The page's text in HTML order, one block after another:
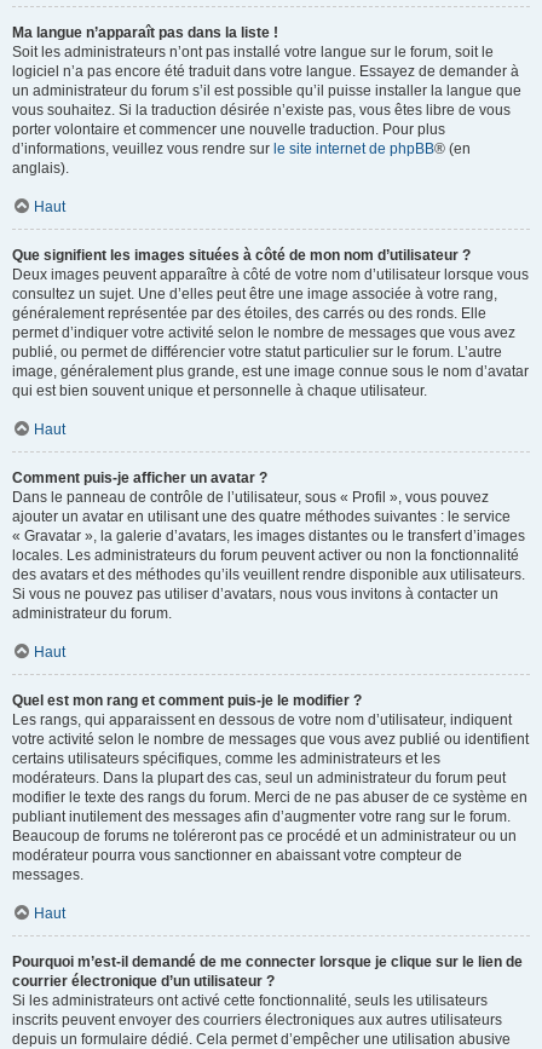
Ma langue n’apparaît pas dans la liste !
Soit les administrateurs n’ont pas installé votre langue sur le forum, soit le
logiciel n’a pas encore été traduit dans votre langue. Essayez de demander à
un administrateur du forum s’il est possible qu’il puisse installer la langue que
vous souhaitez. Si la traduction désirée n’existe pas, vous êtes libre de vous
porter volontaire et commencer une nouvelle traduction. Pour plus
d’informations, veuillez vous rendre sur le site internet de phpBB® (en
anglais).
Haut
Que signifient les images situées à côté de mon nom d’utilisateur ?
Deux images peuvent apparaître à côté de votre nom d’utilisateur lorsque vous
consultez un sujet. Une d’elles peut être une image associée à votre rang,
généralement représentée par des étoiles, des carrés ou des ronds. Elle
permet d’indiquer votre activité selon le nombre de messages que vous avez
publié, ou permet de différencier votre statut particulier sur le forum. L’autre
image, généralement plus grande, est une image connue sous le nom d’avatar
qui est bien souvent unique et personnelle à chaque utilisateur.
Haut
Comment puis-je afficher un avatar ?
Dans le panneau de contrôle de l’utilisateur, sous « Profil », vous pouvez
ajouter un avatar en utilisant une des quatre méthodes suivantes : le service
« Gravatar », la galerie d’avatars, les images distantes ou le transfert d’images
locales. Les administrateurs du forum peuvent activer ou non la fonctionnalité
des avatars et des méthodes qu’ils veuillent rendre disponible aux utilisateurs.
Si vous ne pouvez pas utiliser d’avatars, nous vous invitons à contacter un
administrateur du forum.
Haut
Quel est mon rang et comment puis-je le modifier ?
Les rangs, qui apparaissent en dessous de votre nom d’utilisateur, indiquent
votre activité selon le nombre de messages que vous avez publié ou identifient
certains utilisateurs spécifiques, comme les administrateurs et les
modérateurs. Dans la plupart des cas, seul un administrateur du forum peut
modifier le texte des rangs du forum. Merci de ne pas abuser de ce système en
publiant inutilement des messages afin d’augmenter votre rang sur le forum.
Beaucoup de forums ne toléreront pas ce procédé et un administrateur ou un
modérateur pourra vous sanctionner en abaissant votre compteur de
messages.
Haut
Pourquoi m’est-il demandé de me connecter lorsque je clique sur le lien de
courrier électronique d’un utilisateur ?
Si les administrateurs ont activé cette fonctionnalité, seuls les utilisateurs
inscrits peuvent envoyer des courriers électroniques aux autres utilisateurs
depuis un formulaire dédié. Cela permet d’empêcher une utilisation abusive